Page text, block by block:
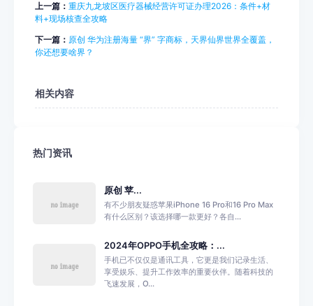
上一篇： 重庆九龙坡区医疗器械经营许可证办理2026：条件+材
料+现场核查全攻略
下一篇： 原创 华为注册海量 “界” 字商标，天界仙界世界全覆盖，
你还想要啥界？
相关内容
热门资讯
原创 苹...
有不少朋友疑惑苹果iPhone 16 Pro和16 Pro Max
有什么区别？该选择哪一款更好？各自...
2024年OPPO手机全攻略：...
手机已不仅仅是通讯工具，它更是我们记录生活、
享受娱乐、提升工作效率的重要伙伴。随着科技的
飞速发展，O...